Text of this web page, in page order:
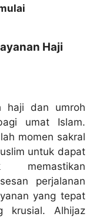
Haji
haji dan umroh
umat Islam.
momen sakral
untuk dapat
memastikan
perjalanan
yang tepat
krusial. Alhijaz